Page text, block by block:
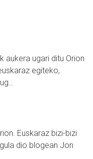
aukera ugari ditu Orion
egiteko,
Euskaraz bizi-bizi
dio blogean Jon